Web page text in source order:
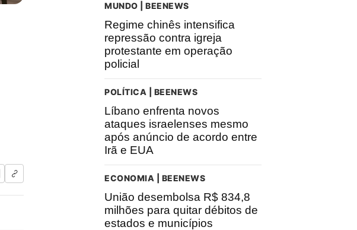
MUNDO | BEENEWS
Regime chinês intensifica
repressão contra igreja
protestante em operação
policial
POLÍTICA | BEENEWS
Líbano enfrenta novos
ataques israelenses mesmo
após anúncio de acordo entre
Irã e EUA
ECONOMIA | BEENEWS
União desembolsa R$ 834,8
milhões para quitar débitos de
estados e municípios